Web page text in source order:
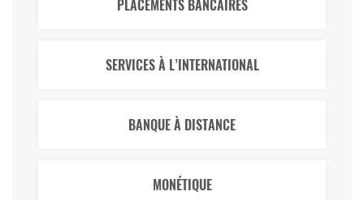
PLACEMENTS BANCAIRES
SERVICES À L’INTERNATIONAL
BANQUE À DISTANCE
MONÉTIQUE